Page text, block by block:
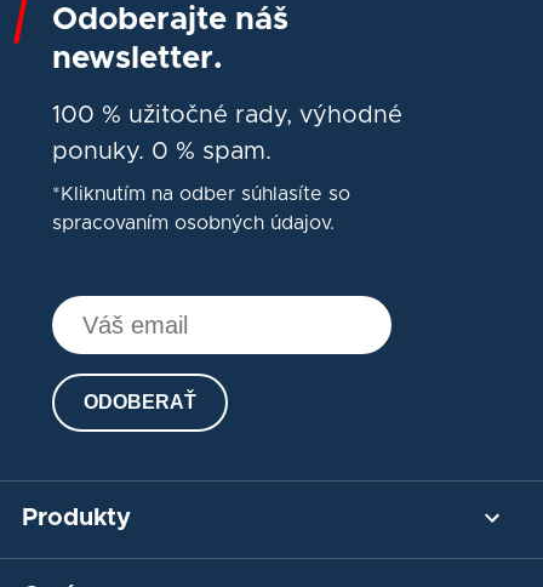
Odoberajte náš
newsletter.
100 % užitočné rady, výhodné
ponuky. 0 % spam.
*Kliknutím na odber súhlasíte so
spracovaním osobných údajov.
ODOBERAŤ
Produkty